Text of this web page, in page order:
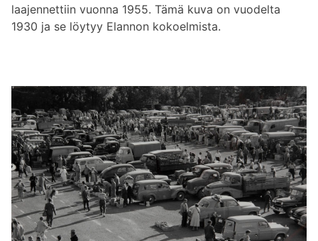
laajennettiin vuonna 1955. Tämä kuva on vuodelta
1930 ja se löytyy Elannon kokoelmista.